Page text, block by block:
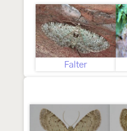
Falter